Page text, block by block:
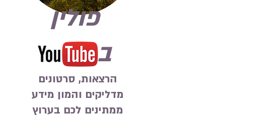
פולין
ב
הרצאות, סרטונים
מדליקים והמון מידע
ממתינים לכם בערוץ